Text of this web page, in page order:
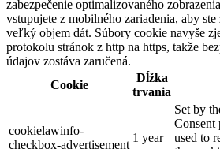
zabezpečenie optimalizovaného
vstupujete z mobilného zariadenia, aby
veľký objem dát. Súbory cookie navyše
protokolu stránok z http na https, takže
údajov zostáva zaručená.
Cookie
Dĺžka
trvania
cookielawinfo-
checkbox-advertisement
1 year
Set by
Consent
used to